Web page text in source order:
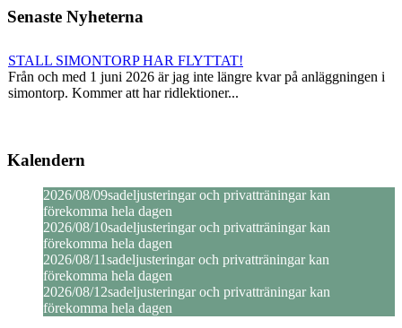
Senaste Nyheterna
STALL SIMONTORP HAR FLYTTAT!
Från och med 1 juni 2026 är jag inte längre kvar på anläggningen i
simontorp. Kommer att har ridlektioner...
Lördag 11/4-26\r\nKl 13.00\r\nÖppen bana/pay and ride i we.
Anmäl häst och ryttare 070-5822341 \r\nPris 195kr r ...
dressyrkurs på jullovet
28-29/12 söndag och måndag blir det dressyrkurs med inriktning på
programridning/tävling. Ekipage på olik...
testa på att rida lektion på egen häst/ponny för mig
Det finns enstaka platser lediga nu. Har du egen häst eller ponny
och vill testa att rida lektion för mig. D...
Kalendern
2026/08/09sadeljusteringar och privatträningar kan
förekomma hela dagen
2026/08/10sadeljusteringar och privatträningar kan
förekomma hela dagen
2026/08/11sadeljusteringar och privatträningar kan
förekomma hela dagen
2026/08/12sadeljusteringar och privatträningar kan
förekomma hela dagen